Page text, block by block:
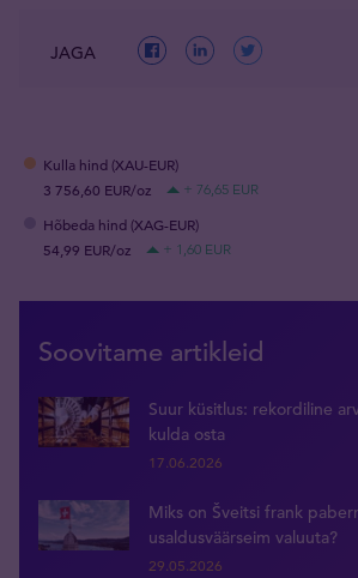
JAGA
Kulla hind (XAU-EUR)
3 756,60 EUR/oz
+ 76,65 EUR
Hõbeda hind (XAG-EUR)
54,99 EUR/oz
+ 1,60 EUR
Soovitame artikleid
Suur küsitlus: rekordiline
kulda osta
17.06.2026
Miks on Šveitsi frank
usaldusväärseim valuuta?
29.05.2026